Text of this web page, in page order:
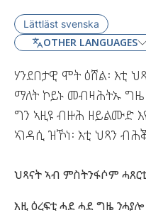
Lättläst svenska
OTHER LANGUAGES
ሃንደበታዊ ሞት ዕሸል፡ እቲ
ማለት ኮይኑ መብዛሕትኡ
ግን ኣዚዩ ብዙሕ ዘይልሙድ
ኣገዳሲ ዝኾነ፡ እቲ ህጻን
ህጻናት ኣብ ምስትንፋሶም
እዚ ዕረፍቲ ሓደ ሓደ ግዜ